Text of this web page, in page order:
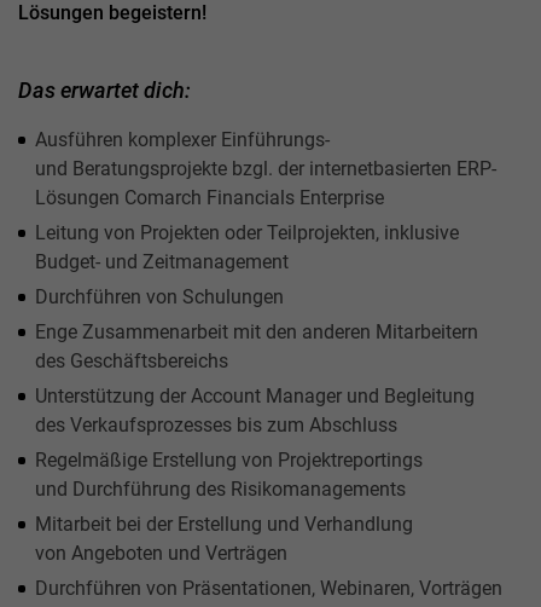
Lösungen begeistern!
Das erwartet dich:
Ausführen komplexer Einführungs-
und Beratungsprojekte bzgl. der internetbasierten ERP-
Lösungen Comarch Financials Enterprise
Leitung von Projekten oder Teilprojekten, inklusive
Budget- und Zeitmanagement
Durchführen von Schulungen
Enge Zusammenarbeit mit den anderen Mitarbeitern
des Geschäftsbereichs
Unterstützung der Account Manager und Begleitung
des Verkaufsprozesses bis zum Abschluss
Regelmäßige Erstellung von Projektreportings
und Durchführung des Risikomanagements
Mitarbeit bei der Erstellung und Verhandlung
von Angeboten und Verträgen
Durchführen von Präsentationen, Webinaren, Vorträgen